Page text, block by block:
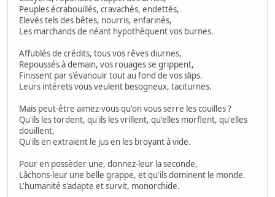
Peuples écrabouillés, cravachés, endettés,
Elevés tels des bêtes, nourris, enfarinés,
Les marchands de néant hypothèquent vos burnes.
Affublés de crédits, tous vos rêves diurnes,
Repoussés à demain, vos rouages se grippent,
Finissent par s'évanouir tout au fond de vos slips.
Leurs intérets vous veulent besogneux, taciturnes.
Mais peut-être aimez-vous qu'on vous serre les couilles ?
Qu'ils les tordent, qu'ils les vrillent, qu'elles morflent, qu'elles
douillent,
Qu'ils en extraient le jus en les broyant à vide.
Pour en possèder une, donnez-leur la seconde,
Lâchons-leur une belle grappe, et qu'ils dominent le monde.
L'humanité s'adapte et survit, monorchide.